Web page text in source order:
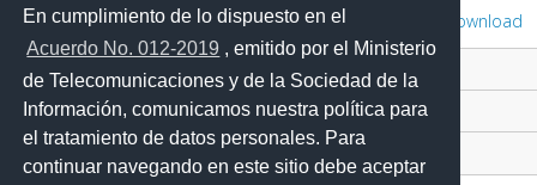
En cumplimiento de lo dispuesto en el
Acuerdo No. 012-2019 , emitido por el Ministerio
de Telecomunicaciones y de la Sociedad de la
Información, comunicamos nuestra política para
el tratamiento de datos personales. Para
continuar navegando en este sitio debe aceptar
Powered by Phoca Download
Contacto Ciudadano Digital
Portal Trámites Ciudadanos
Sistema Nacional de Información (SNI)